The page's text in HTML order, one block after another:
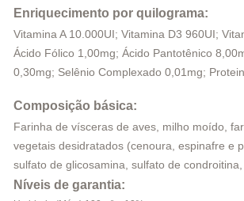
Enriquecimento por quilograma:
Vitamina A 10.000UI; Vitamina D3 960UI;
Ácido Fólico 1,00mg; Ácido Pantotênico
0,30mg; Selênio Complexado 0,01mg;
Composição básica:
Farinha de vísceras de aves, milho moído,
vegetais desidratados (cenoura, espinafre e
sulfato de glicosamina, sulfato de
Níveis de garantia: